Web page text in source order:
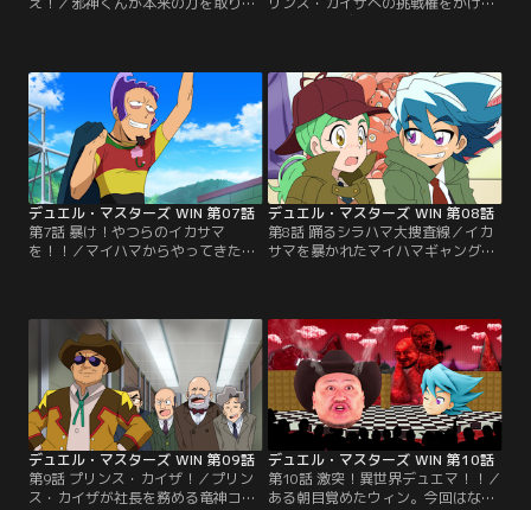
魅力的な香りを嗅ぎつけた邪神くん
は、その正体を突き止めるためウィ
ンと共に彼らを追いかけることに。
邪神くんを惹きつける香りの主は、
もしや新たなアビスロイヤルなのか-
-！？【提供：バンダイチャンネル】
大会「ガチデュエバトル」が開催！
っ子を助ける謎の美少女カレンと出
会いなんだかいい雰囲気のウィン。
大会も順調に勝ち進む中、ウィンに
嫉妬の炎を燃やすうんちくは自慢の
墓地利用戦術でウィンに勝負を挑
む！！【提供：バンダイチャンネ
ル】
デュエル・マスターズ WIN 第07話
第7話 暴け！やつらのイカサマ
を！！／マイハマからやってきたギ
勝利をイカサマによるものと疑うウ
ィンは仲間たちと共に秘密を暴くべ
く調査を開始！準決勝でマズキと激
突するウィンもまた、彼らが仕掛け
る罠の餌食となってしまうのか-
-！？【提供：バンダイチャンネル】
デュエル・マスターズ WIN 第08話
第8話 踊るシラハマ大捜査線／イカ
サマを暴かれたマイハマギャング、
本部を立ち上げ、捜査に乗り出す！
みんなが楽しみにしている優勝賞品
を奪った二人をこのシラハマの街か
ら脱出させるわけにはいかない！ウ
ィンたちよ、シラハマを封鎖せ
よ！！【提供：バンダイチャンネ
ル】
デュエル・マスターズ WIN 第09話
第9話 プリンス・カイザ！／プリン
ス・カイザが社長を務める竜神コー
デュエル・マスターズ WIN 第10話
第10話 激突！異世界デュエマ！！／
ある朝目覚めたウィン。今回はなん